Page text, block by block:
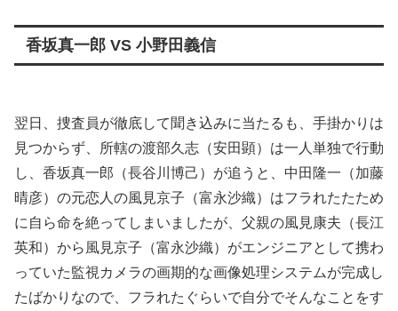
香坂真一郎 VS 小野田義信
翌日、捜査員が徹底して聞き込みに当たるも、手掛かりは
見つからず、所轄の渡部久志（安田顕）は一人単独で行動
し、香坂真一郎（長谷川博己）が追うと、中田隆一（加藤
晴彦）の元恋人の風見京子（富永沙織）はフラれたたため
に自ら命を絶ってしまいましたが、父親の風見康夫（長江
英和）から風見京子（富永沙織）がエンジニアとして携わ
っていた監視カメラの画期的な画像処理システムが完成し
たばかりなので、フラれたぐらいで自分でそんなことをす